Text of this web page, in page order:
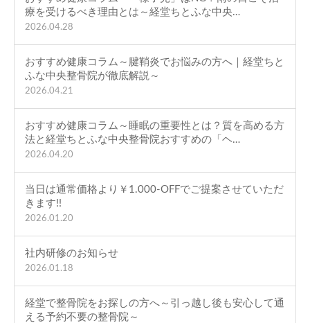
療を受けるべき理由とは～経堂ちとふな中央…
2026.04.28
おすすめ健康コラム～腱鞘炎でお悩みの方へ｜経堂ちと
ふな中央整骨院が徹底解説～
2026.04.21
おすすめ健康コラム～睡眠の重要性とは？質を高める方
法と経堂ちとふな中央整骨院おすすめの「ヘ…
2026.04.20
当日は通常価格より￥1.000-OFFでご提案させていただ
きます!!
2026.01.20
社内研修のお知らせ
2026.01.18
経堂で整骨院をお探しの方へ～引っ越し後も安心して通
える予約不要の整骨院～